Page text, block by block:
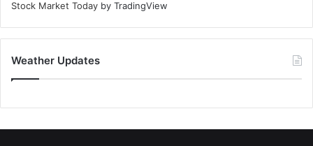
Stock Market Today by TradingView
Weather Updates